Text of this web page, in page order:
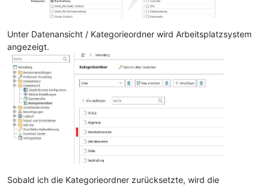
Unter Datenansicht / Kategorieordner wird Arbeitsplatzsystem
angezeigt.
Sobald ich die Kategorieordner zurücksetzte, wird die